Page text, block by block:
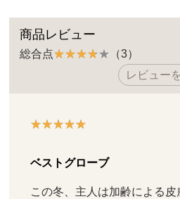
商品レビュー
総合点
（3）
レビュー
ベストグローブ
この冬、主人は加齢による